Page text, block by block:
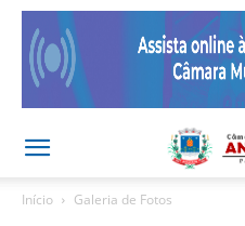
Início Galeria de Fotos